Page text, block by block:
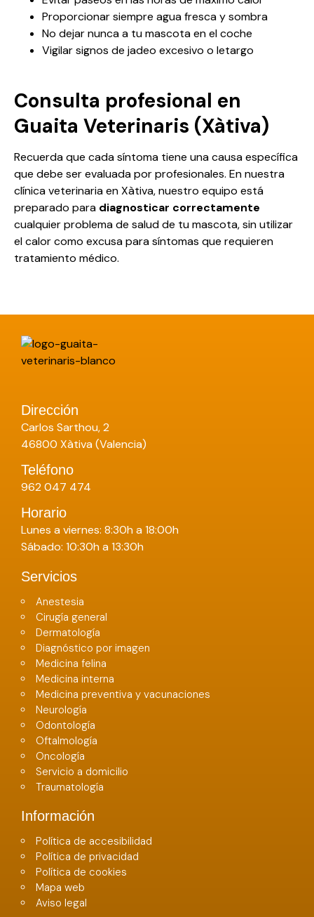
Proporcionar siempre agua fresca y sombra
No dejar nunca a tu mascota en el coche
Vigilar signos de jadeo excesivo o letargo
Consulta profesional en
Guaita Veterinaris (Xàtiva)
Recuerda que cada síntoma tiene una causa específica
que debe ser evaluada por profesionales. En nuestra
clínica veterinaria en Xàtiva, nuestro equipo está
preparado para diagnosticar correctamente
cualquier problema de salud de tu mascota, sin utilizar
el calor como excusa para síntomas que requieren
tratamiento médico.
Dirección
Carlos Sarthou, 2
46800 Xàtiva (Valencia)
Teléfono
962 047 474
Horario
Lunes a viernes: 8:30h a 18:00h
Sábado: 10:30h a 13:30h
Servicios
Anestesia
Cirugía general
Dermatología
Diagnóstico por imagen
Medicina felina
Medicina interna
Medicina preventiva y vacunaciones
Neurología
Odontología
Oftalmología
Oncología
Servicio a domicilio
Traumatología
Información
Política de accesibilidad
Política de privacidad
Política de cookies
Mapa web
Aviso legal